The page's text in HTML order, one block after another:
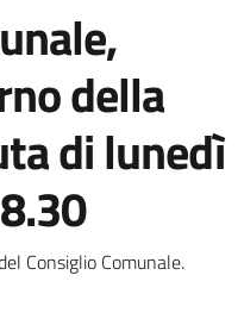
della
di lunedì
Consiglio Comunale.